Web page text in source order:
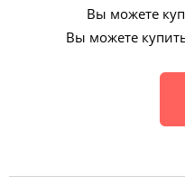
Вы можете
Вы можете